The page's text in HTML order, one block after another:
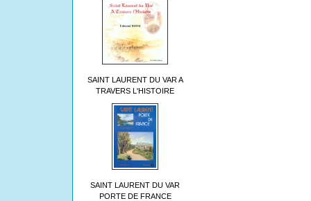
SAINT LAURENT DU VAR A
TRAVERS L'HISTOIRE
SAINT LAURENT DU VAR
PORTE DE FRANCE